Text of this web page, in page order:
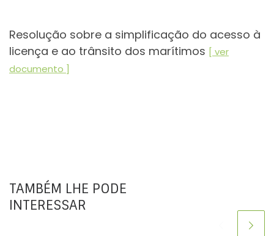
Resolução sobre a simplificação do acesso à
licença e ao trânsito dos marítimos [ ver
documento ]
TAMBÉM LHE PODE
INTERESSAR